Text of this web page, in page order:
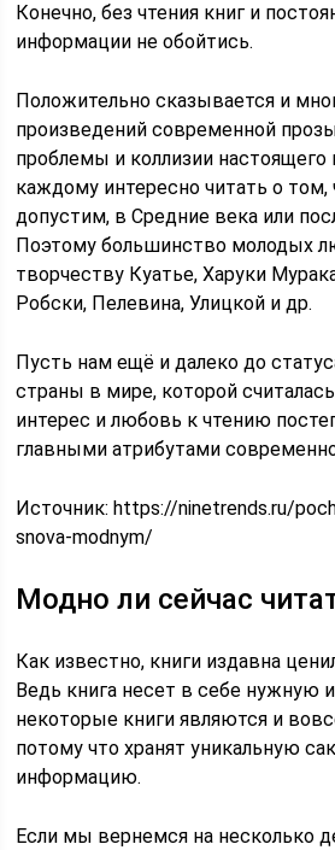
Конечно, без чтения книг и
информации не обойтись.
Положительно сказывается и
произведений современной
проблемы и коллизии
каждому интересно читать о
допустим, в Средние века или
Поэтому большинство молодых
творчеству Куатье, Харуки
Робски, Пелевина, Улицкой и др.
Пусть нам ещё и далеко до
страны в мире, которой
интерес и любовь к чтению
главными атрибутами
Источник: https://ninetrends.ru/
snova-modnym/
Модно ли сейчас
Как известно, книги издавна
Ведь книга несет в себе нужную
некоторые книги являются и
потому что хранят уникальную
информацию.
Если мы вернемся на несколько